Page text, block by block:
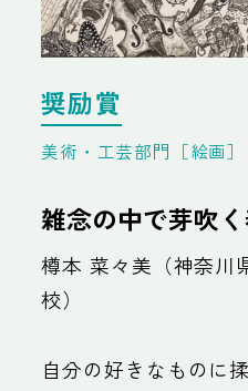
奨励賞
美術・工芸部門［絵画］
雑念の中で芽吹
樽本 菜々美（神奈川
校）
自分の好きなものに